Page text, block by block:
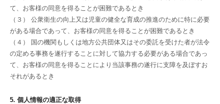
て、お客様の同意を得ることが困難であるとき
（３） 公衆衛生の向上又は児童の健全な育成の推進のために特に必要
がある場合であって、お客様の同意を得ることが困難であるとき
（４） 国の機関もしくは地方公共団体又はその委託を受けた者が法令
の定める事務を遂行することに対して協力する必要がある場合であっ
て、お客様の同意を得ることにより当該事務の遂行に支障を及ぼすお
それがあるとき
5. 個人情報の適正な取得